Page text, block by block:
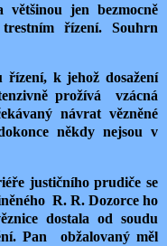
jen bezmocně
řízení. Souhrn
řízení, k jehož dosažení
prožívá vzácná
návrat vězněné
někdy nejsou v
justičního prudiče se
R. R. Dozorce ho
dostala od soudu
Pan
obžalovaný měl